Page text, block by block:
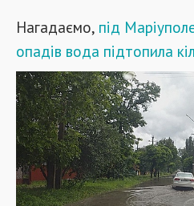
Нагадаємо, під
опадів вода підтопила